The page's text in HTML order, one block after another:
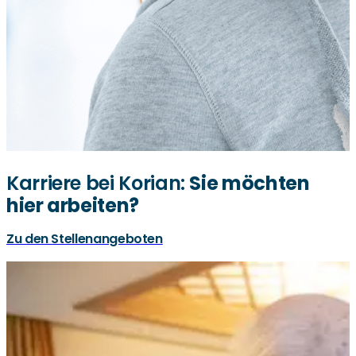
Karriere bei Korian: Sie möchten
hier arbeiten?
Zu den Stellenangeboten